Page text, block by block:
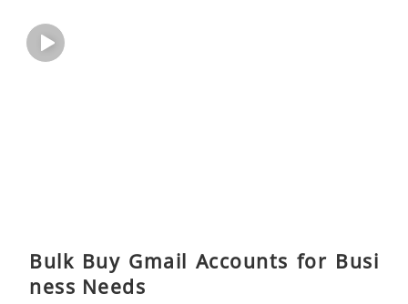
Bulk Buy Gmail Accounts for Busi
ness Needs